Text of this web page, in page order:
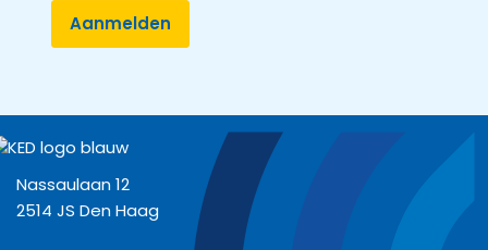
Nassaulaan 12
2514 JS Den Haag